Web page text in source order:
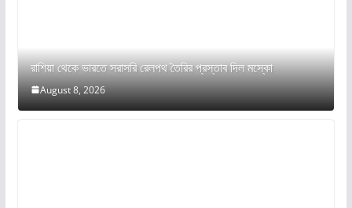
রাশিয়া থেকে ভারতে সরাসরি রেলপথ তৈরির প্রস্তাব দিল মস্কো
August 8, 2026